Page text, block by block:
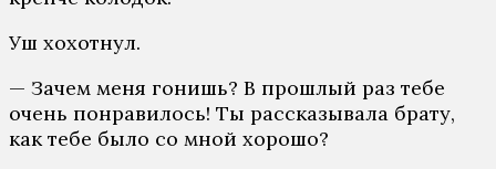
Уш хохотнул.
— Зачем меня гонишь? В прошлый раз тебе
очень понравилось! Ты рассказывала брату,
как тебе было со мной хорошо?